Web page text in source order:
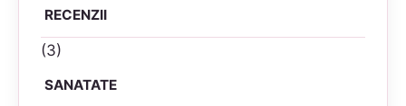
RECENZII
(3)
SANATATE